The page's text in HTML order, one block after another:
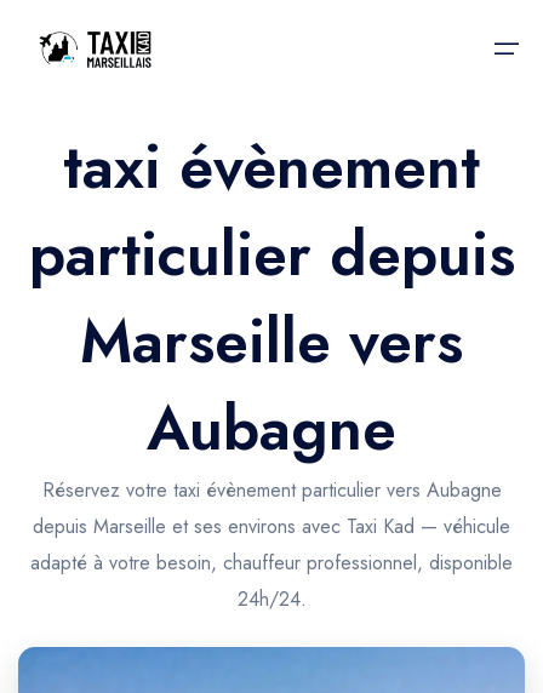
Accueil
Nos services
Nos services
Trajet Gare SNCF
Trajet Port croisière
Trajet Séminaire
Trajet Santé
Trajet Longue Distance
Réservation
Actualités & évènements
Contactez-nous
taxi évènement
particulier depuis
Marseille vers
Aubagne
Réservez votre taxi évènement particulier vers Aubagne
depuis Marseille et ses environs avec Taxi Kad — véhicule
adapté à votre besoin, chauffeur professionnel, disponible
24h/24.